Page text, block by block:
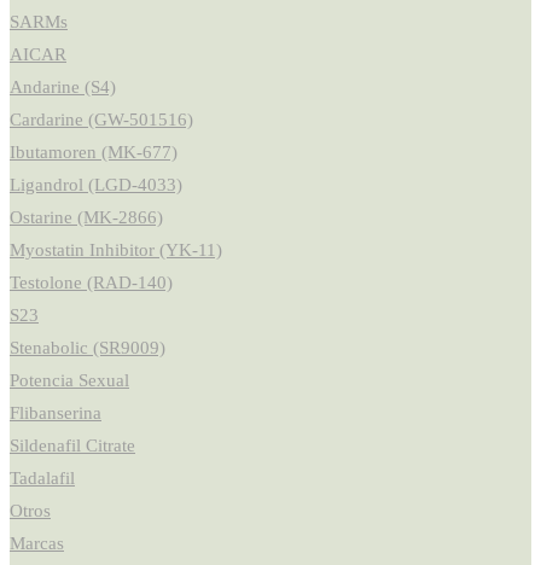
SARMs
AICAR
Andarine (S4)
Cardarine (GW-501516)
Ibutamoren (MK-677)
Ligandrol (LGD-4033)
Ostarine (MK-2866)
Myostatin Inhibitor (YK-11)
Testolone (RAD-140)
S23
Stenabolic (SR9009)
Potencia Sexual
Flibanserina
Sildenafil Citrate
Tadalafil
Otros
Marcas